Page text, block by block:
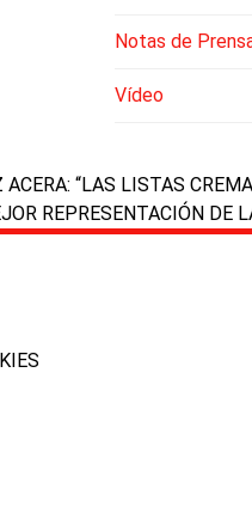
Notas de
Vídeo
“LAS LISTAS
REPRESENTACIÓN DE